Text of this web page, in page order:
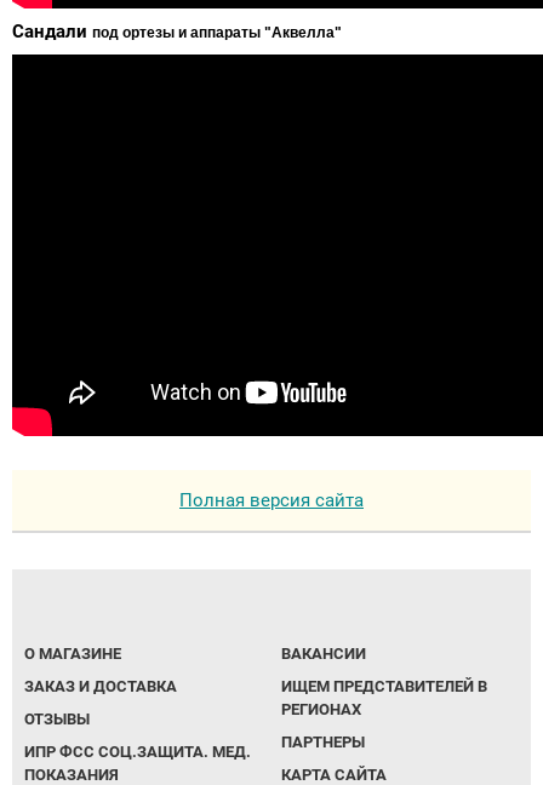
Сандали под ортезы и аппараты "Аквелла"
Полная версия сайта
О МАГАЗИНЕ
ЗАКАЗ И ДОСТАВКА
ОТЗЫВЫ
ИПР ФСС СОЦ.ЗАЩИТА. МЕД.
ПОКАЗАНИЯ
ВАКАНСИИ
ИЩЕМ ПРЕДСТАВИТЕЛЕЙ В
РЕГИОНАХ
ПАРТНЕРЫ
КАРТА САЙТА